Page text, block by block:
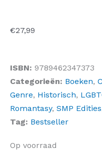
€27,99
ISBN: 9789462347373
Categorieën: Boeken,
Genre, Historisch,
Romantasy, SMP Edities
Tag: Bestseller
Op voorraad
Heavenly